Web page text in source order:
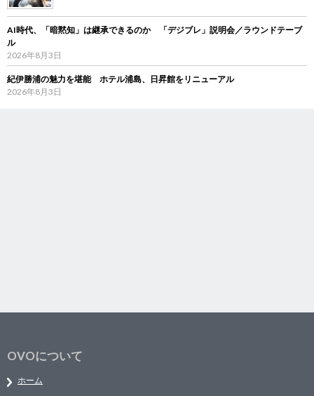
AI時代、「暗黙知」は継承できるのか 「デジブレ」説明会／ラウンドテーブ
ル
2026年8月3日
紀伊勝浦の魅力を堪能 ホテル浦島、日昇館をリニューアル
2026年8月3日
OVOについて
ホーム